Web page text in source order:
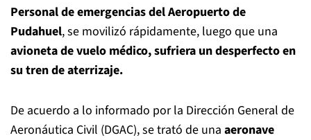
Personal de emergencias del Aeropuerto de
Pudahuel, se movilizó rápidamente, luego que una
avioneta de vuelo médico, sufriera un desperfecto en
su tren de aterrizaje.
De acuerdo a lo informado por la Dirección General de
Aeronáutica Civil (DGAC), se trató de una aeronave